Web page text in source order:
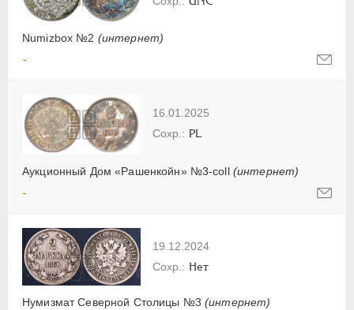
Numizbox №2 (интернет)
-
16.01.2025
Аукционный Дом «Рашенкойн» №3-coll (интернет)
PL
-
19.12.2024
Нумизмат Северной Столицы №3(интернет)
Нет